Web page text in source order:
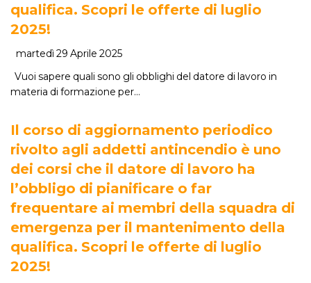
qualifica. Scopri le offerte di luglio
2025!
martedì 29 Aprile 2025
Vuoi sapere quali sono gli obblighi del datore di lavoro in
materia di formazione per…
Il corso di aggiornamento periodico
rivolto agli addetti antincendio è uno
dei corsi che il datore di lavoro ha
l’obbligo di pianificare o far
frequentare ai membri della squadra di
emergenza per il mantenimento della
qualifica. Scopri le offerte di luglio
2025!